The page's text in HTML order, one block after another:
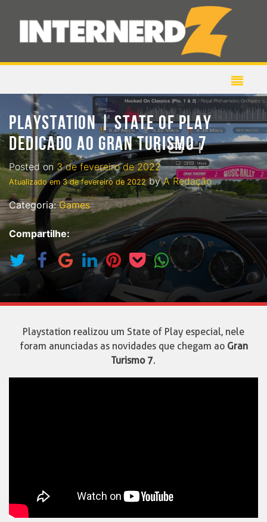
PLAYSTATION | STATE OF PLAY
DEDICADO AO GRAN TURISMO 7
Posted on3 de fevereiro de 2022
Atualizado em3 de fevereiro de 2022byA Redação
Categoria:Games
Compartilhe:
Playstation realizou um State of Play especial, nele
foram anunciadas as novidades que chegam ao Gran
Turismo 7.